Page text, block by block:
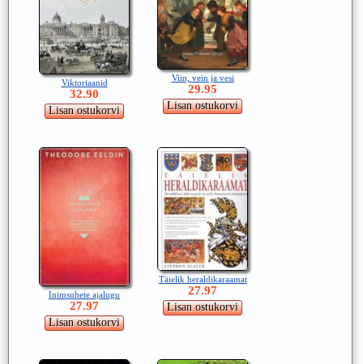
Viktoriaanid
32.90
Viin, vein ja vesi
29.95
Inimsuhete ajalugu
27.97
Täielik heraldikaraamat
27.97